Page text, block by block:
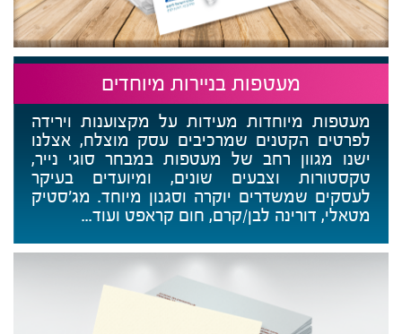
מעטפות בניירות מיוחדים
מעטפות מיוחדות מעידות על מקצוענות וירידה
לפרטים הקטנים שמרכיבים עסק מוצלח, אצלנו
ישנו מגוון רחב של מעטפות במבחר סוגי נייר,
טקסטורות וצבעים שונים, ומיועדים בעיקר
לעסקים שמשדרים יוקרה וסגנון מיוחד. מג׳סטיק
מטאלי, דורינה לבן/קרם, חום קראפט ועוד...